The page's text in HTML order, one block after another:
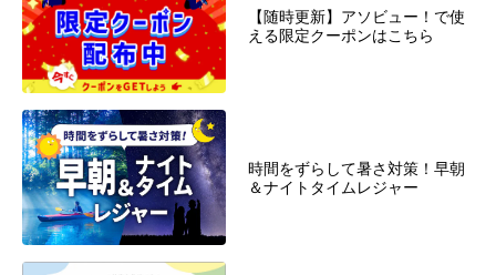
【随時更新】アソビュー！で使
える限定クーポンはこちら
時間をずらして暑さ対策！早朝
＆ナイトタイムレジャー